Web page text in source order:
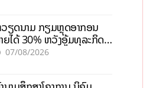
ຽດນາມ ກຽມຫຼຸດອາກອນ
ຍໄດ້ 30% ຫວັງອູ້ມທຸລະກິດ
ໜາດນ້ອຍ ແລະ ຈຸນລະ
07/08/2026